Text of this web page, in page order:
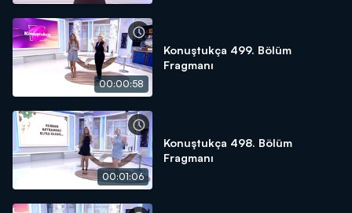
00:00:58
Konuştukça 499. Bölüm
Fragmanı
00:01:06
Konuştukça 498. Bölüm
Fragmanı